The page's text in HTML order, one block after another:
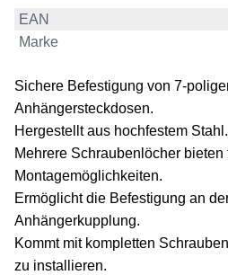
EAN
Marke
Sichere Befestigung von 7-
Anhängersteckdosen.
Hergestellt aus hochfestem Stahl.
Mehrere Schraubenlöcher bieten
Montagemöglichkeiten.
Ermöglicht die Befestigung an
Anhängerkupplung.
Kommt mit kompletten
zu installieren.